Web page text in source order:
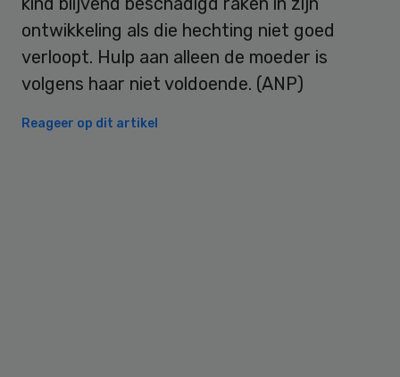
ontwikkeling als die hechting niet goed
verloopt. Hulp aan alleen de moeder is
volgens haar niet voldoende. (ANP)
Reageer op dit artikel